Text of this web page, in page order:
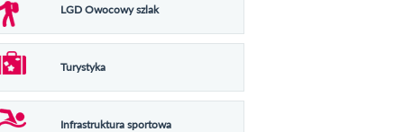
LGD Owocowy szlak
Turystyka
Infrastruktura sportowa